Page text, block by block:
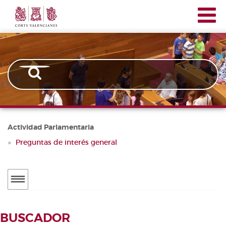
Pasar
contenido
principal
Corts
Valencianes
Actividad Parlamentaria
Preguntas de interés general
Menú
Noticias
BUSCADOR DE TRAMITACIONES
BUSCADOR